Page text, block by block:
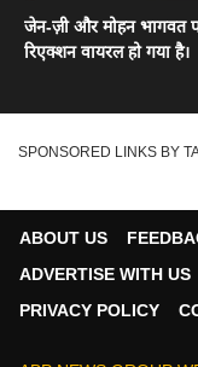
जेन-ज़ी और मोहन भागवत
रिएक्शन वायरल हो गया है।
SPONSORED LINKS BY
ABOUT US
ADVERTISE WITH US
PRIVACY POLICY